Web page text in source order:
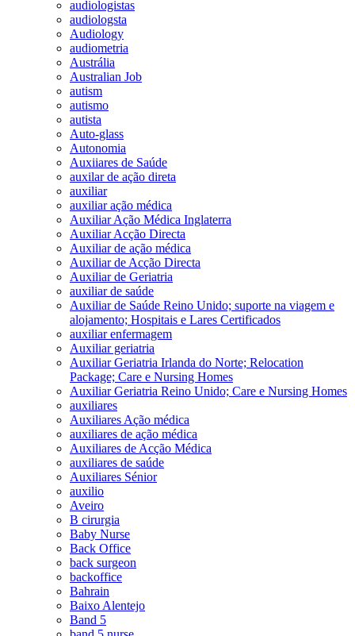
audiologistas
audiologsta
Audiology
audiometria
Austrália
Australian Job
autism
autismo
autista
Auto-glass
Autonomia
Auxiiares de Saúde
auxilar de ação direta
auxiliar
auxiliar ação médica
Auxiliar Ação Médica Inglaterra
Auxiliar Acção Directa
Auxiliar de ação médica
Auxiliar de Acção Directa
Auxiliar de Geriatria
auxiliar de saúde
Auxiliar de Saúde Reino Unido; suporte na viagem e
alojamento; Hospitais e Lares Certificados
auxiliar enfermagem
Auxiliar geriatria
Auxiliar Geriatria Irlanda do Norte; Relocation
Package; Care e Nursing Homes
Auxiliar Geriatria Reino Unido; Care e Nursing Homes
auxiliares
Auxiliares Ação médica
auxiliares de ação médica
Auxiliares de Acção Médica
auxiliares de saúde
Auxiliares Sénior
auxilio
Aveiro
B cirurgia
Baby Nurse
Back Office
back surgeon
backoffice
Bahrain
Baixo Alentejo
Band 5